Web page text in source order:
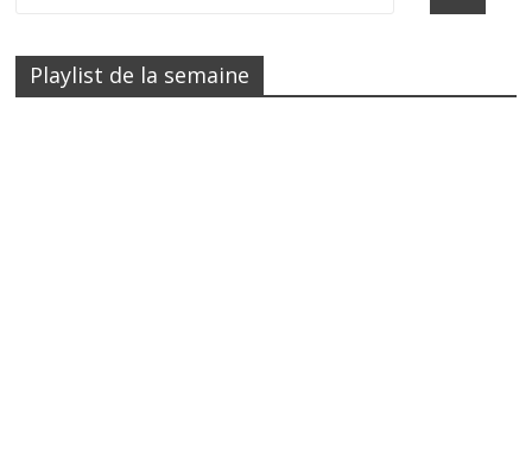
Playlist de la semaine